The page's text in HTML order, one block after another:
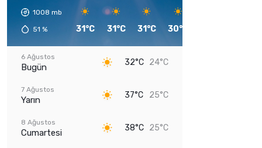
1008 mb
51 % 31°C 31°C 31°C 30°C
6 Ağustos
Bugün 32°C 24°C
7 Ağustos
Yarın 37°C 25°C
8 Ağustos
Cumartesi 38°C 25°C